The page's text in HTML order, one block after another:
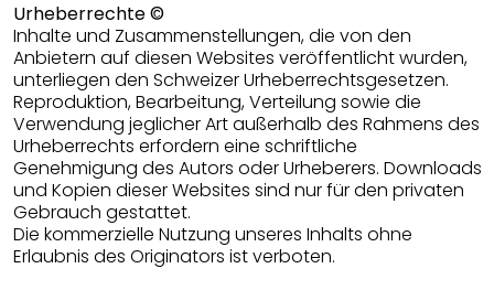
Urheberrechte ©
Inhalte und Zusammenstellungen, die von den
Anbietern auf diesen Websites veröffentlicht wurden,
unterliegen den Schweizer Urheberrechtsgesetzen.
Reproduktion, Bearbeitung, Verteilung sowie die
Verwendung jeglicher Art außerhalb des Rahmens des
Urheberrechts erfordern eine schriftliche
Genehmigung des Autors oder Urheberers. Downloads
und Kopien dieser Websites sind nur für den privaten
Gebrauch gestattet.
Die kommerzielle Nutzung unseres Inhalts ohne
Erlaubnis des Originators ist verboten.